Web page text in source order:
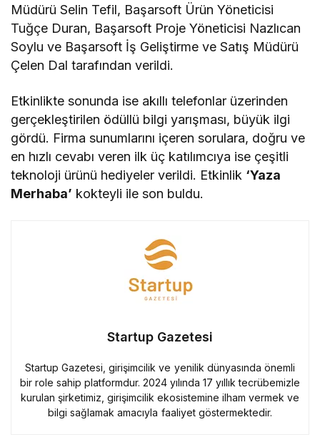
Müdürü Selin Tefil, Başarsoft Ürün Yöneticisi
Tuğçe Duran, Başarsoft Proje Yöneticisi Nazlıcan
Soylu ve Başarsoft İş Geliştirme ve Satış Müdürü
Çelen Dal tarafından verildi.
Etkinlikte sonunda ise akıllı telefonlar üzerinden
gerçekleştirilen ödüllü bilgi yarışması, büyük ilgi
gördü. Firma sunumlarını içeren sorulara, doğru ve
en hızlı cevabı veren ilk üç katılımcıya ise çeşitli
teknoloji ürünü hediyeler verildi. Etkinlik ‘Yaza
Merhaba’ kokteyli ile son buldu.
Startup Gazetesi
Startup Gazetesi, girişimcilik ve yenilik dünyasında önemli
bir role sahip platformdur. 2024 yılında 17 yıllık tecrübemizle
kurulan şirketimiz, girişimcilik ekosistemine ilham vermek ve
bilgi sağlamak amacıyla faaliyet göstermektedir.